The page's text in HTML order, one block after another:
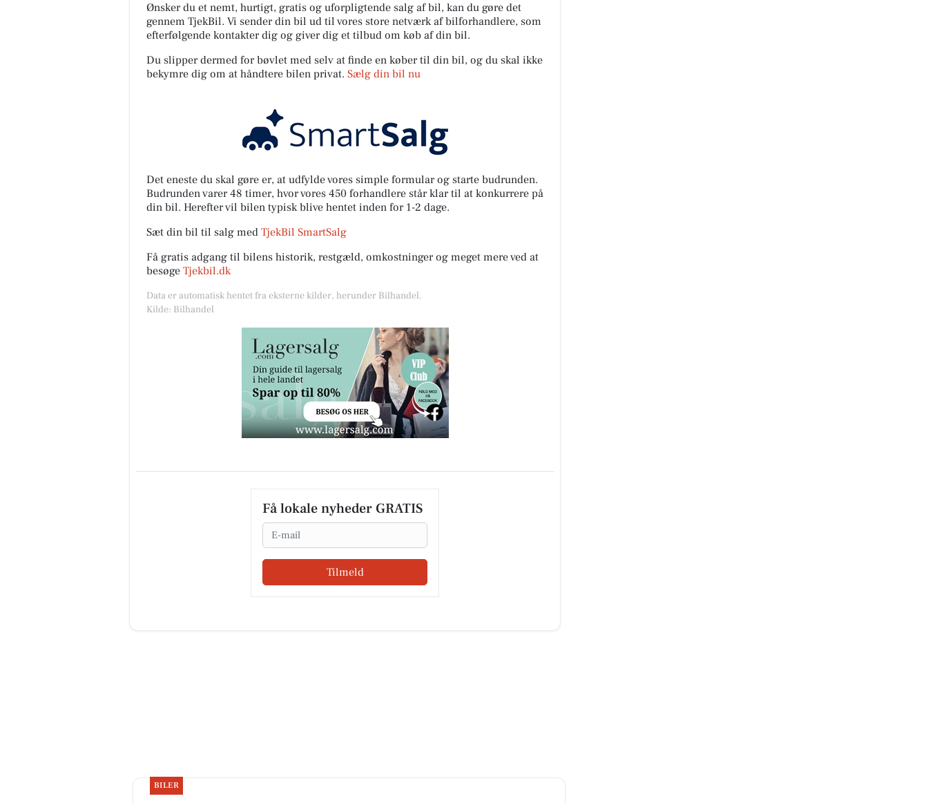
Ønsker du et nemt, hurtigt, gratis og uforpligtende salg af bil, kan du gøre det
gennem TjekBil. Vi sender din bil ud til vores store netværk af bilforhandlere, som
efterfølgende kontakter dig og giver dig et tilbud om køb af din bil.
Du slipper dermed for bøvlet med selv at finde en køber til din bil, og du skal ikke
bekymre dig om at håndtere bilen privat. Sælg din bil nu
Det eneste du skal gøre er, at udfylde vores simple formular og starte budrunden.
Budrunden varer 48 timer, hvor vores 450 forhandlere står klar til at konkurrere på
din bil. Herefter vil bilen typisk blive hentet inden for 1-2 dage.
Sæt din bil til salg med TjekBil SmartSalg
Få gratis adgang til bilens historik, restgæld, omkostninger og meget mere ved at
besøge Tjekbil.dk
Data er automatisk hentet fra eksterne kilder, herunder Bilhandel.
Kilde: Bilhandel
Få lokale nyheder GRATIS
Email
Tilmeld
BILER